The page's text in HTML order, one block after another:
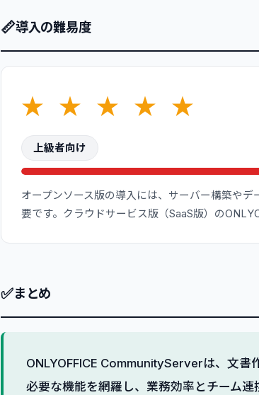
📏導入の難易度
★ ★ ★ ★ ★
上級者向け
オープンソース版の導入には、サーバー構築や
要です。クラウドサービス版（SaaS版）の
✅まとめ
ONLYOFFICE CommunityServerは、文書
必要な機能を網羅し、業務効率とチーム連